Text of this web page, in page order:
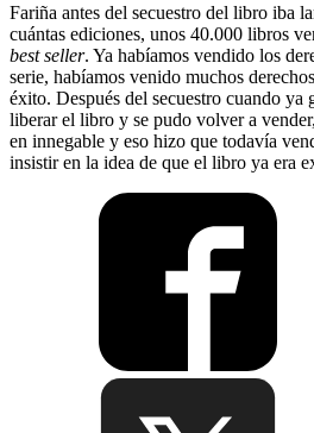
Fariña antes del secuestro del libro iba
cuántas ediciones, unos 40.000 libros
best seller. Ya habíamos vendido los
serie, habíamos venido muchos
éxito. Después del secuestro cuando ya
liberar el libro y se pudo volver a
en innegable y eso hizo que todavía
insistir en la idea de que el libro ya era